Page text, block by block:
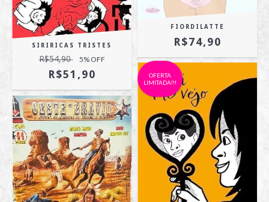
SIRIRICAS TRISTES
R$54,90 5% OFF
R$51,90
FIORDILATTE
R$74,90
OFERTA
LIMITADA!!!